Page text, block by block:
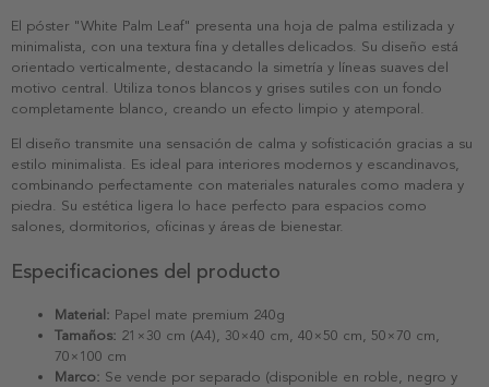
El póster "White Palm Leaf" presenta una hoja de palma estilizada y
minimalista, con una textura fina y detalles delicados. Su diseño está
orientado verticalmente, destacando la simetría y líneas suaves del
motivo central. Utiliza tonos blancos y grises sutiles con un fondo
completamente blanco, creando un efecto limpio y atemporal.
El diseño transmite una sensación de calma y sofisticación gracias a su
estilo minimalista. Es ideal para interiores modernos y escandinavos,
combinando perfectamente con materiales naturales como madera y
piedra. Su estética ligera lo hace perfecto para espacios como
salones, dormitorios, oficinas y áreas de bienestar.
Especificaciones del producto
Material: Papel mate premium 240g
Tamaños: 21×30 cm (A4), 30×40 cm, 40×50 cm, 50×70 cm,
70×100 cm
Marco: Se vende por separado (disponible en roble, negro y